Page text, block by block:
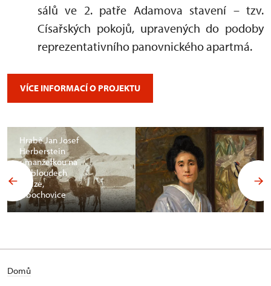
sálů ve 2. patře Adamova stavení – tzv.
Císařských pokojů, upravených do podoby
reprezentativního panovnického apartmá.
VÍCE INFORMACÍ O PROJEKTU
Hrabě Jan Josef
Herberstein
s manželkou na
velbloudech
v Gíze,
Libochovice
Domů